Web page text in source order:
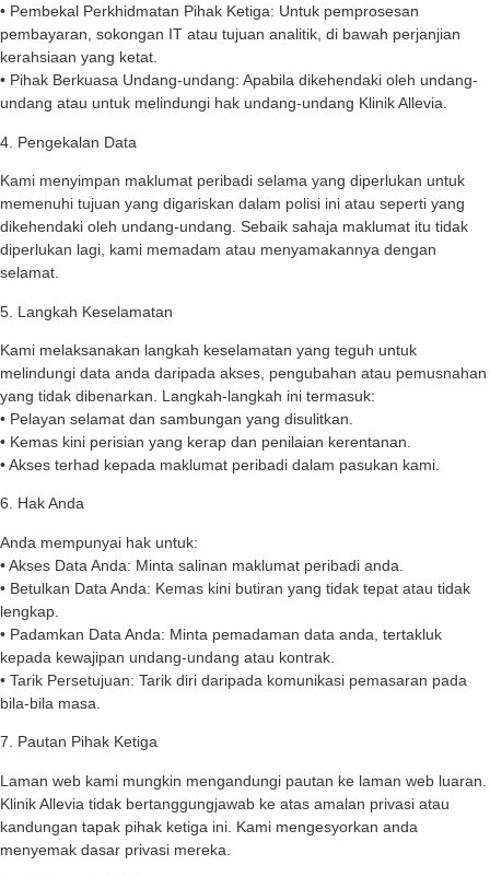
• Pembekal Perkhidmatan Pihak Ketiga: Untuk pemprosesan
pembayaran, sokongan IT atau tujuan analitik, di bawah perjanjian
kerahsiaan yang ketat.
• Pihak Berkuasa Undang-undang: Apabila dikehendaki oleh undang-
undang atau untuk melindungi hak undang-undang Klinik Allevia.
4. Pengekalan Data
Kami menyimpan maklumat peribadi selama yang diperlukan untuk
memenuhi tujuan yang digariskan dalam polisi ini atau seperti yang
dikehendaki oleh undang-undang. Sebaik sahaja maklumat itu tidak
diperlukan lagi, kami memadam atau menyamakannya dengan
selamat.
5. Langkah Keselamatan
Kami melaksanakan langkah keselamatan yang teguh untuk
melindungi data anda daripada akses, pengubahan atau pemusnahan
yang tidak dibenarkan. Langkah-langkah ini termasuk:
• Pelayan selamat dan sambungan yang disulitkan.
• Kemas kini perisian yang kerap dan penilaian kerentanan.
• Akses terhad kepada maklumat peribadi dalam pasukan kami.
6. Hak Anda
Anda mempunyai hak untuk:
• Akses Data Anda: Minta salinan maklumat peribadi anda.
• Betulkan Data Anda: Kemas kini butiran yang tidak tepat atau tidak
lengkap.
• Padamkan Data Anda: Minta pemadaman data anda, tertakluk
kepada kewajipan undang-undang atau kontrak.
• Tarik Persetujuan: Tarik diri daripada komunikasi pemasaran pada
bila-bila masa.
7. Pautan Pihak Ketiga
Laman web kami mungkin mengandungi pautan ke laman web luaran.
Klinik Allevia tidak bertanggungjawab ke atas amalan privasi atau
kandungan tapak pihak ketiga ini. Kami mengesyorkan anda
menyemak dasar privasi mereka.